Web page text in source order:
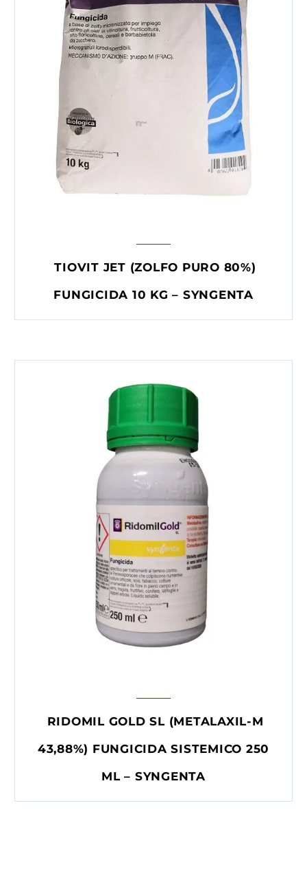
TIOVIT JET (ZOLFO PURO 80%)
FUNGICIDA 10 KG – SYNGENTA
RIDOMIL GOLD SL (METALAXIL-M
43,88%) FUNGICIDA SISTEMICO 250
ML – SYNGENTA